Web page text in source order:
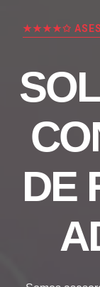
★★★★✩
DE